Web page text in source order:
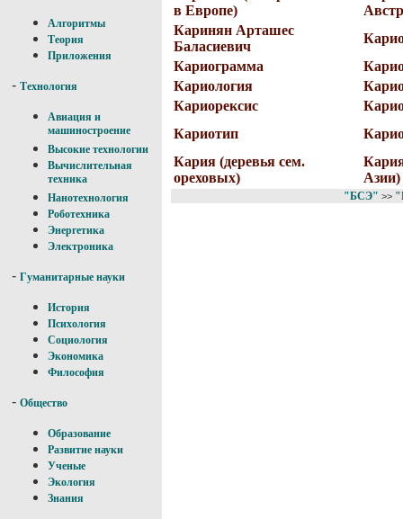
Алгоритмы
Теория
Приложения
- Технология
Авиация и
машиностроение
Высокие технологии
Вычислительная
техника
Нанотехнология
Роботехника
Энергетика
Электроника
- Гуманитарные науки
История
Психология
Социология
Экономика
Философия
- Общество
Образование
Развитие науки
Ученые
Экология
Знания
в Европе)
Каринян Арташес
Баласиевич
Кариограмма
Кариология
Кариорексис
Кариотип
Кария (деревья сем.
ореховых)
Азии)
"БСЭ" >>